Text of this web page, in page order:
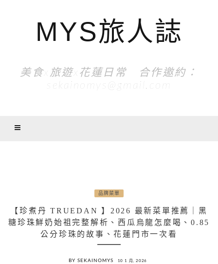
MYS旅人誌
美食x旅遊x花蓮日常 合作邀約：
sekainomys@gmail.com
品牌菜單
【珍煮丹 TRUEDAN 】2026 最新菜單推薦｜黑
糖珍珠鮮奶始祖完整解析、西瓜烏龍怎麼喝、0.85
公分珍珠的故事、花蓮門市一次看
BY SEKAINOMYS 10 1 月, 2026